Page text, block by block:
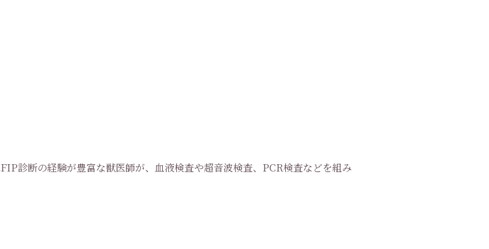
診断の経験が豊富な獣医師が、血液検査や超音波検査、PCR検査などを組み